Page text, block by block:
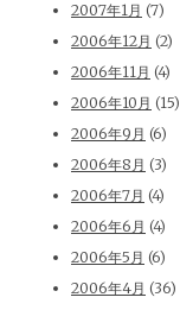
2007年1月 (7)
2006年12月 (2)
2006年11月 (4)
2006年10月 (15)
2006年9月 (6)
2006年8月 (3)
2006年7月 (4)
2006年6月 (4)
2006年5月 (6)
2006年4月 (36)